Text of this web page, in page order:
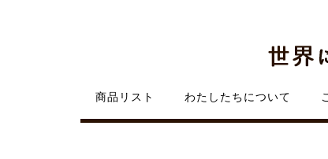
商品リスト わたしたちについて